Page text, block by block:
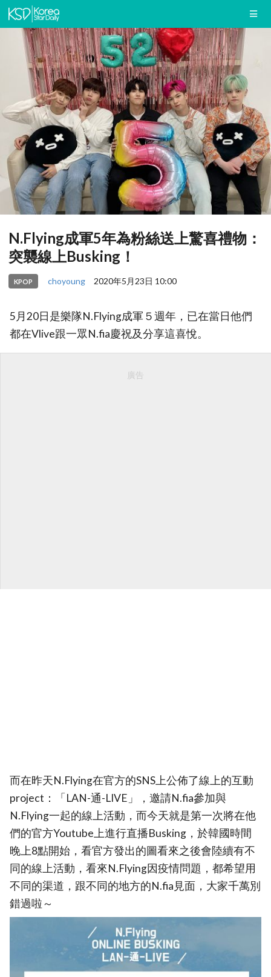
N.Flying成軍5年為粉絲送上驚喜禮物：
突襲線上Busking！
KPOP choyoung 2020年5月23日 10:00
5月20日是樂隊N.Flying成軍５週年，已在當日他們
都在Vlive跟一眾N.fia慶祝及分享這喜悅。
廣告
而在昨天N.Flying在官方的SNS上公佈了線上的互動
project：「LAN-通-LIVE」，邀請N.fia參加與
N.Flying一起的線上活動，而今天就是第一次將在他
們的官方Youtube上進行直播Busking，於韓國時間
晚上8點開始，看官方發出的圖看來之後會陸續有不
同的線上活動，看來N.Flying因疫情問題，都希望用
不同的渠道，跟不同的地方的N.fia見面，大家千萬別
錯過啦～